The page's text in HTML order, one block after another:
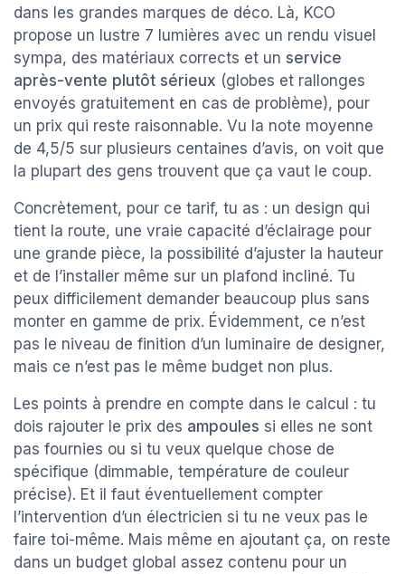
dans les grandes marques de déco. Là, KCO
propose un lustre 7 lumières avec un rendu visuel
sympa, des matériaux corrects et un service
après-vente plutôt sérieux (globes et rallonges
envoyés gratuitement en cas de problème), pour
un prix qui reste raisonnable. Vu la note moyenne
de 4,5/5 sur plusieurs centaines d’avis, on voit que
la plupart des gens trouvent que ça vaut le coup.
Concrètement, pour ce tarif, tu as : un design qui
tient la route, une vraie capacité d’éclairage pour
une grande pièce, la possibilité d’ajuster la hauteur
et de l’installer même sur un plafond incliné. Tu
peux difficilement demander beaucoup plus sans
monter en gamme de prix. Évidemment, ce n’est
pas le niveau de finition d’un luminaire de designer,
mais ce n’est pas le même budget non plus.
Les points à prendre en compte dans le calcul : tu
dois rajouter le prix des ampoules si elles ne sont
pas fournies ou si tu veux quelque chose de
spécifique (dimmable, température de couleur
précise). Et il faut éventuellement compter
l’intervention d’un électricien si tu ne veux pas le
faire toi-même. Mais même en ajoutant ça, on reste
dans un budget global assez contenu pour un